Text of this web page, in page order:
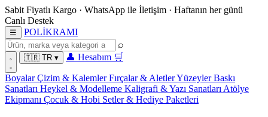
Sabit Fiyatlı Kargo · WhatsApp ile İletişim · Haftanın her günü
Canlı Destek
☰ POLİKRAMI
⌕
🇹🇷 TR ▾ 👤 Hesabım 🛒
BoyalarÇizim & KalemlerFırçalar & AletlerYüzeylerBaskı
Sanatları Heykel & Modelleme Kaligrafi & Yazı Sanatları Atölye
Ekipmanı Çocuk & Hobi Setler & Hediye Paketleri